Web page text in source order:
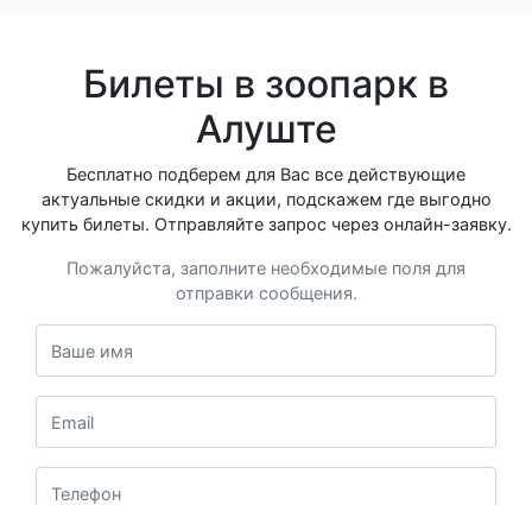
Билеты в зоопарк в
Алуште
Бесплатно подберем для Вас все действующие
актуальные скидки и акции, подскажем где выгодно
купить билеты. Отправляйте запрос через онлайн-заявку.
Пожалуйста, заполните необходимые поля для
отправки сообщения.